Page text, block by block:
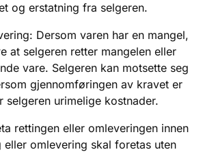
og erstatning fra selgeren.
Dersom varen har en mangel,
at selgeren retter mangelen eller
vare. Selgeren kan motsette seg
gjennomføringen av kravet er
selgeren urimelige kostnader.
rettingen eller omleveringen innen
eller omlevering skal foretas uten